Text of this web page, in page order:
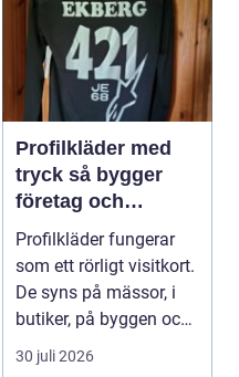
Profilkläder med
tryck så bygger
företag och
klubbar en starkare
identitet
Profilkläder fungerar
som ett rörligt visitkort.
De syns på mässor, i
butiker, på byggen och
längs v...
30 juli 2026